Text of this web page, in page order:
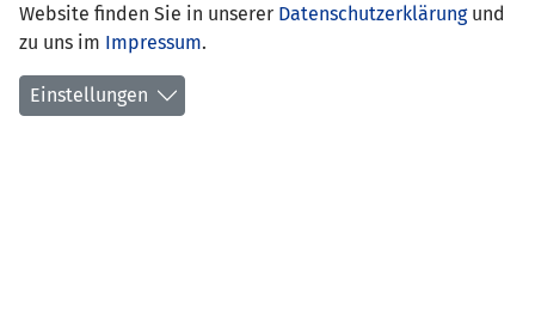
Anzahl Tore: 0
Website finden Sie in unserer Datenschutzerklärungund
zu uns im Impressum.
Einstellungen